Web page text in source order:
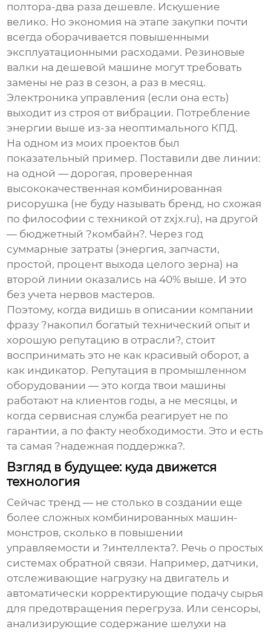
полтора-два раза дешевле. Искушение
велико. Но экономия на этапе закупки почти
всегда оборачивается повышенными
эксплуатационными расходами. Резиновые
валки на дешевой машине могут требовать
замены не раз в сезон, а раз в месяц.
Электроника управления (если она есть)
выходит из строя от вибрации. Потребление
энергии выше из-за неоптимального КПД.
На одном из моих проектов был
показательный пример. Поставили две линии:
на одной — дорогая, проверенная
высококачественная комбинированная
рисорушка (не буду называть бренд, но схожая
по философии с техникой от zxjx.ru), на другой
— бюджетный ?комбайн?. Через год
суммарные затраты (энергия, запчасти,
простой, процент выхода целого зерна) на
второй линии оказались на 40% выше. И это
без учета нервов мастеров.
Поэтому, когда видишь в описании компании
фразу ?накопил богатый технический опыт и
хорошую репутацию в отрасли?, стоит
воспринимать это не как красивый оборот, а
как индикатор. Репутация в промышленном
оборудовании — это когда твои машины
работают на клиентов годы, а не месяцы, и
когда сервисная служба реагирует не по
гарантии, а по факту необходимости. Это и есть
та самая ?надежная поддержка?.
Взгляд в будущее: куда движется
технология
Сейчас тренд — не столько в создании еще
более сложных комбинированных машин-
монстров, сколько в повышении
управляемости и ?интеллекта?. Речь о простых
системах обратной связи. Например, датчики,
отслеживающие нагрузку на двигатель и
автоматически корректирующие подачу сырья
для предотвращения перегруза. Или сенсоры,
анализирующие содержание шелухи на